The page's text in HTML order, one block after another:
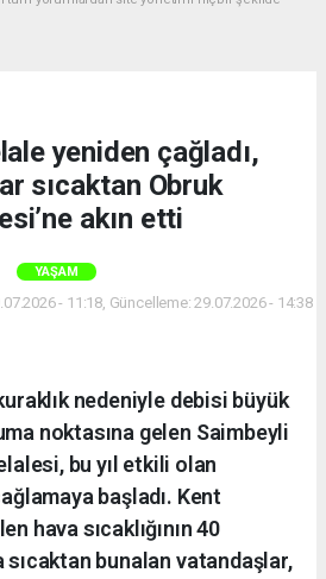
yeniden çağladı,
sıcaktan Obruk
akın etti
YAŞAM
- 11:18, Güncelleme: 29.07.2026 - 14:38
nedeniyle debisi büyük
noktasına gelen Saimbeyli
bu yıl etkili olan
başladı. Kent
hava sıcaklığının 40
sıcaktan bunalan vatandaşlar,